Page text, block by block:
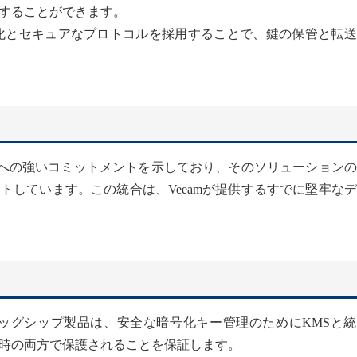
ることができます。
とセキュアなプロトコルを採用することで、鍵の保管と転
の強いコミットメントを示しており、そのソリューション
しています。この統合は、Veeamが提供するすでに堅牢な
グシップ製品は、安全な暗号化キー管理のためにKMSと
の両方で保護されることを保証します。